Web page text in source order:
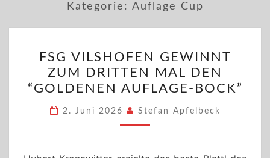
Kategorie: Auflage Cup
VILSHOFEN
GEWINNT
ZUM
DRITTEN
MAL
FSG VILSHOFEN GEWINNT
ZUM DRITTEN MAL DEN
“GOLDENEN AUFLAGE-BOCK”
2. Juni 2026 Stefan Apfelbeck